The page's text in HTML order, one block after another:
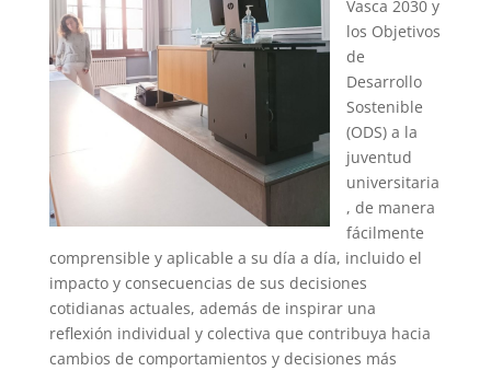
Vasca 2030 y
los Objetivos
de
Desarrollo
Sostenible
(ODS) a la
juventud
universitaria
, de manera
fácilmente
comprensible y aplicable a su día a día, incluido el
impacto y consecuencias de sus decisiones
cotidianas actuales, además de inspirar una
reflexión individual y colectiva que contribuya hacia
cambios de comportamientos y decisiones más